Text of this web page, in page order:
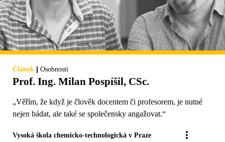
Článek | Osobnosti
Prof. Ing. Milan Pospíšil, CSc.
„Věřím, že když je člověk docentem či profesorem, je nutné
nejen bádat, ale také se společensky angažovat.“
Vysoká škola chemicko-technologická v Praze